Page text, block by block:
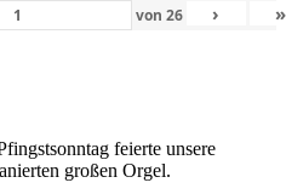
von 26 › »
feierte unsere
großen Orgel.